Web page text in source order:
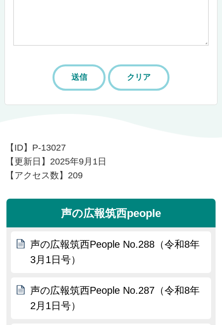
【ID】 P-13027
【更新日】 2025年9月1日
【アクセス数】 209
声の広報筑西people
声の広報筑西People No.288（令和8年
3月1日号）
声の広報筑西People No.287（令和8年
2月1日号）